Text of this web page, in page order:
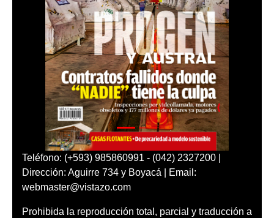
Teléfono: (+593) 985860991 - (042) 2327200 |
Dirección: Aguirre 734 y Boyacá | Email:
webmaster@vistazo.com
Prohibida la reproducción total, parcial y traducción a